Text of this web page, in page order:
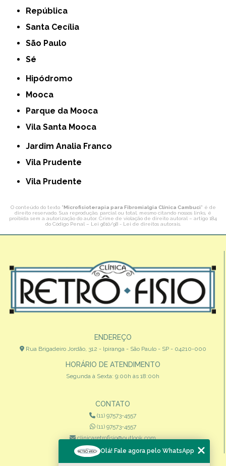
República
Santa Cecília
São Paulo
Sé
Hipódromo
Mooca
Parque da Mooca
Vila Santa Mooca
Jardim Analia Franco
Vila Prudente
Vila Prudente
O conteúdo do texto "Microfisioterapia para Fibromialgia Clínica Cambuci" é de
direito reservado. Sua reprodução, parcial ou total, mesmo citando nossos links, é
proibida sem a autorização do autor. Crime de violação de direito autoral – artigo 184
do Código Penal – Lei 9610/98 - Lei de direitos autorais.
ENDEREÇO
Rua Brigadeiro Jordão, 312 - Ipiranga - São Paulo - SP - 04210-000
HORÁRIO DE ATENDIMENTO
Segunda à Sexta: 9:00h às 18:00h
CONTATO
(11) 97573-4557
(11) 97573-4557
clinicaretrofisio@outlook.com
Olá! Fale agora pelo WhatsApp